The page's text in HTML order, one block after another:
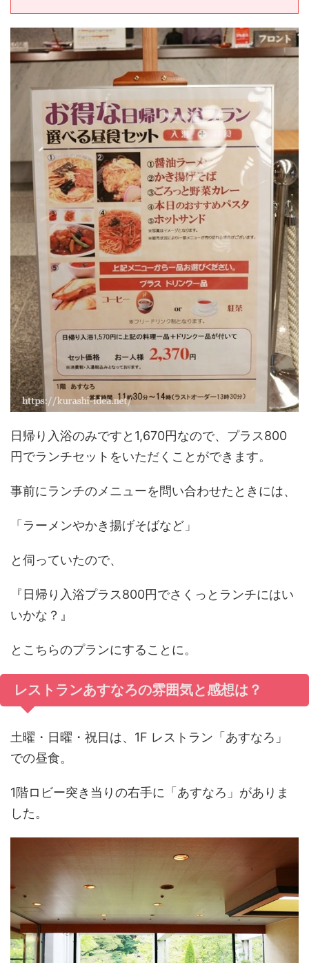
日帰り入浴のみですと1,670円なので、プラス800
円でランチセットをいただくことができます。
事前にランチのメニューを問い合わせたときには、
「ラーメンやかき揚げそばなど」
と伺っていたので、
『日帰り入浴プラス800円でさくっとランチにはい
いかな？』
とこちらのプランにすることに。
レストランあすなろの雰囲気と感想は？
土曜・日曜・祝日は、1F レストラン「あすなろ」
での昼食。
1階ロビー突き当りの右手に「あすなろ」がありま
した。